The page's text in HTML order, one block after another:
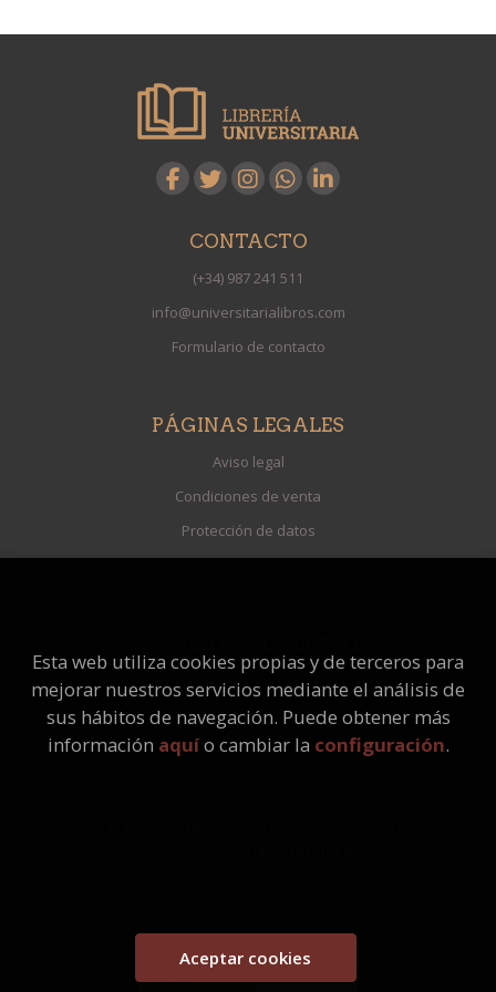
CONTACTO
(+34) 987 241 511
info@universitarialibros.com
Formulario de contacto
PÁGINAS LEGALES
Aviso legal
Condiciones de venta
Protección de datos
Política de Cookies
Quiénes somos
Pedidos especiales
Esta web utiliza cookies propias y de terceros para
mejorar nuestros servicios mediante el análisis de
sus hábitos de navegación. Puede obtener más
información aquío cambiar la configuración.
Aceptar cookies